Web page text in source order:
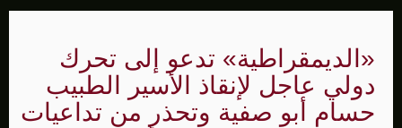
«الديمقراطية» تدعو إلى تحرك
دولي عاجل لإنقاذ الأسير الطبيب
حسام أبو صفية وتحذر من تداعيات